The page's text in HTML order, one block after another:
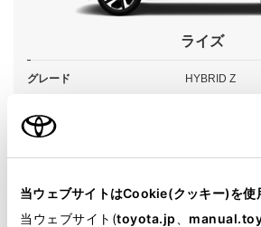
当ウェブサイトはCookie(クッキー)を使
当ウェブサイト(toyota.jp
ライズ
グレード HYBRID Z
カラー ファイアーク
駆動方式 2WD FF